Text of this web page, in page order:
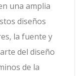
una amplia
diseños
la fuente y
del diseño
de la